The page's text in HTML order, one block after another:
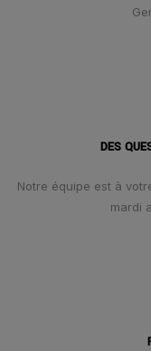
DES
Notre équipe est à
mardi